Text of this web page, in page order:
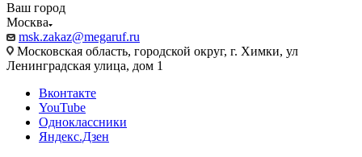
Ваш город
Москва
msk.zakaz@megaruf.ru
Московская область, городской округ, г. Химки, ул
Ленинградская улица, дом 1
Вконтакте
YouTube
Одноклассники
Яндекс.Дзен